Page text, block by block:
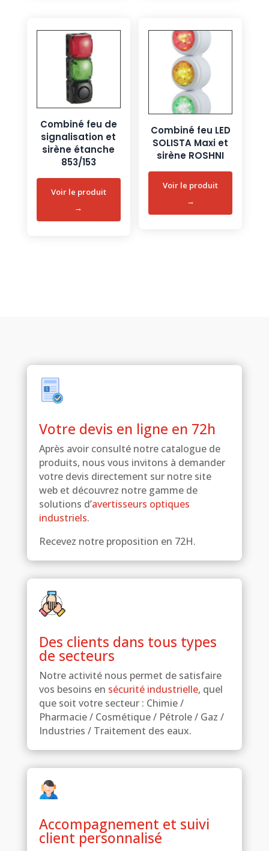
Combiné feu de
signalisation et
sirène étanche
853/153
Combiné feu LED
SOLISTA Maxi et
sirène ROSHNI
Votre devis en ligne en 72h
Après avoir consulté notre catalogue de
produits, nous vous invitons à demander
votre devis directement sur notre site
web et découvrez notre gamme de
solutions d’avertisseurs optiques
industriels.
Recevez notre proposition en 72H.
Des clients dans tous types
de secteurs
Notre activité nous permet de satisfaire
vos besoins en sécurité industrielle, quel
que soit votre secteur : Chimie /
Pharmacie / Cosmétique / Pétrole / Gaz /
Industries / Traitement des eaux.
Accompagnement et suivi
client personnalisé